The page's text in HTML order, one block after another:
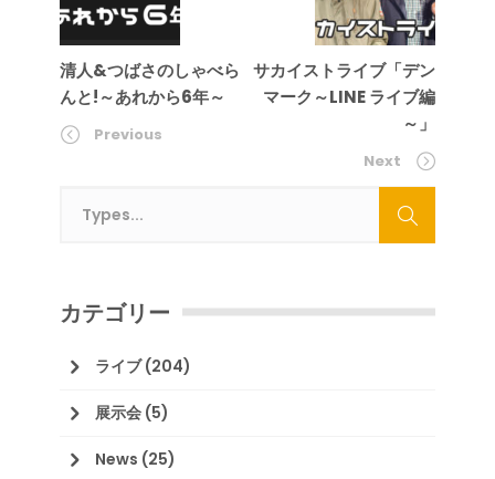
清人&つばさのしゃべら
んと!～あれから6年～
Previous
サカイストライブ「デン
マーク～LINE ライブ編
～」
Next
カテゴリー
ライブ(204)
展示会 (5)
News (25)